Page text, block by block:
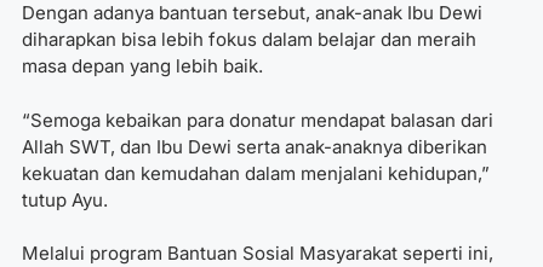
Dengan adanya bantuan tersebut, anak-anak Ibu Dewi
diharapkan bisa lebih fokus dalam belajar dan meraih
masa depan yang lebih baik.
“Semoga kebaikan para donatur mendapat balasan dari
Allah SWT, dan Ibu Dewi serta anak-anaknya diberikan
kekuatan dan kemudahan dalam menjalani kehidupan,”
tutup Ayu.
Melalui program Bantuan Sosial Masyarakat seperti ini,